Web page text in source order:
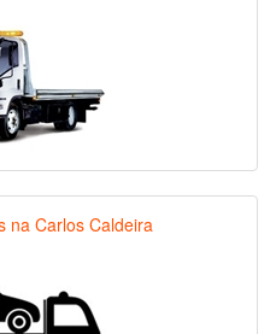
na Carlos Caldeira